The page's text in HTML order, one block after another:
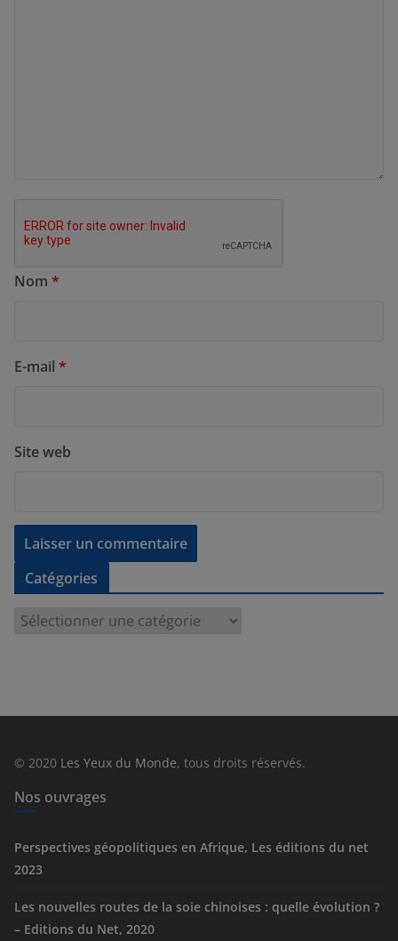
Nom *
E-mail *
Site web
Catégories
e
s
© 2020 Les Yeux du Monde, tous droits réservés.
Nos ouvrages
Perspectives géopolitiques en Afrique, Les éditions du net
2023
Les nouvelles routes de la soie chinoises : quelle évolution ?
– Editions du Net, 2020